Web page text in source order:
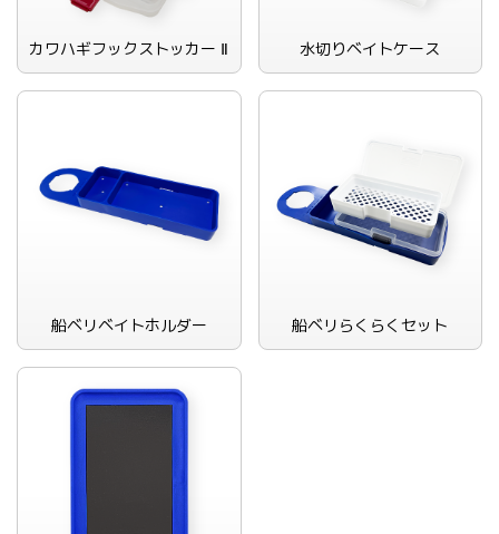
カワハギフックストッカー Ⅱ 水切りベイトケース
船ベリベイトホルダー 船ベリらくらくセット